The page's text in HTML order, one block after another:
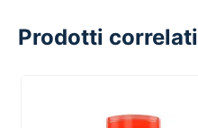
Prodotti correlati